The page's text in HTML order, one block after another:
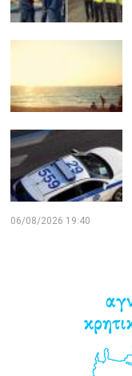
06/08/2026 19:40